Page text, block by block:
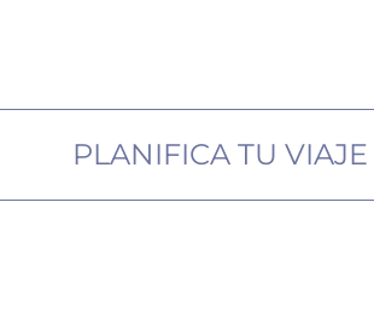
PLANIFICA TU VIAJE